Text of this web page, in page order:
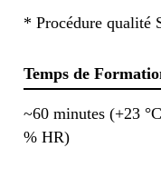
* Procédure qualité
Temps de
~60 minutes (+23
% HR)